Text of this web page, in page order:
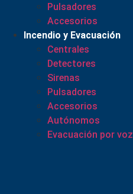
Pulsadores
Accesorios
Incendio y Evacuación
Centrales
Detectores
Sirenas
Pulsadores
Accesorios
Autónomos
Evacuación por voz